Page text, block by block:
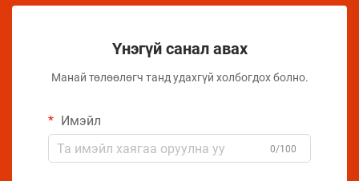
Үнэгүй санал авах
Манай төлөөлөгч танд удахгүй холбогдох болно.
Имэйл
0/100